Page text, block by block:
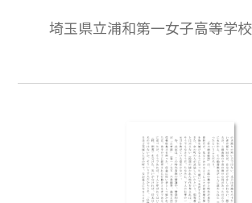
ります。専門家の間では結論が
も記述されていないことが多数
ことにならない、というテーマ
それらを「ＱアンドＡ」形式に
ました。若い先生方の指導のお
とを願って紹介します。今回は
埼玉県立浦和第一女子高等学